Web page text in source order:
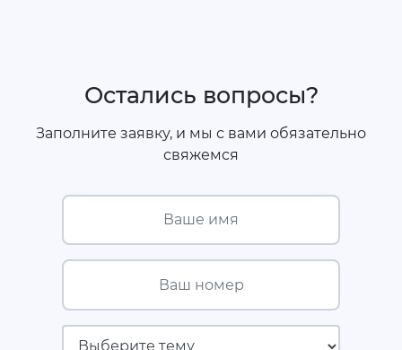
Остались вопросы?
Заполните заявку, и мы с вами обязательно
свяжемся
Ваше имя
Ваш номер